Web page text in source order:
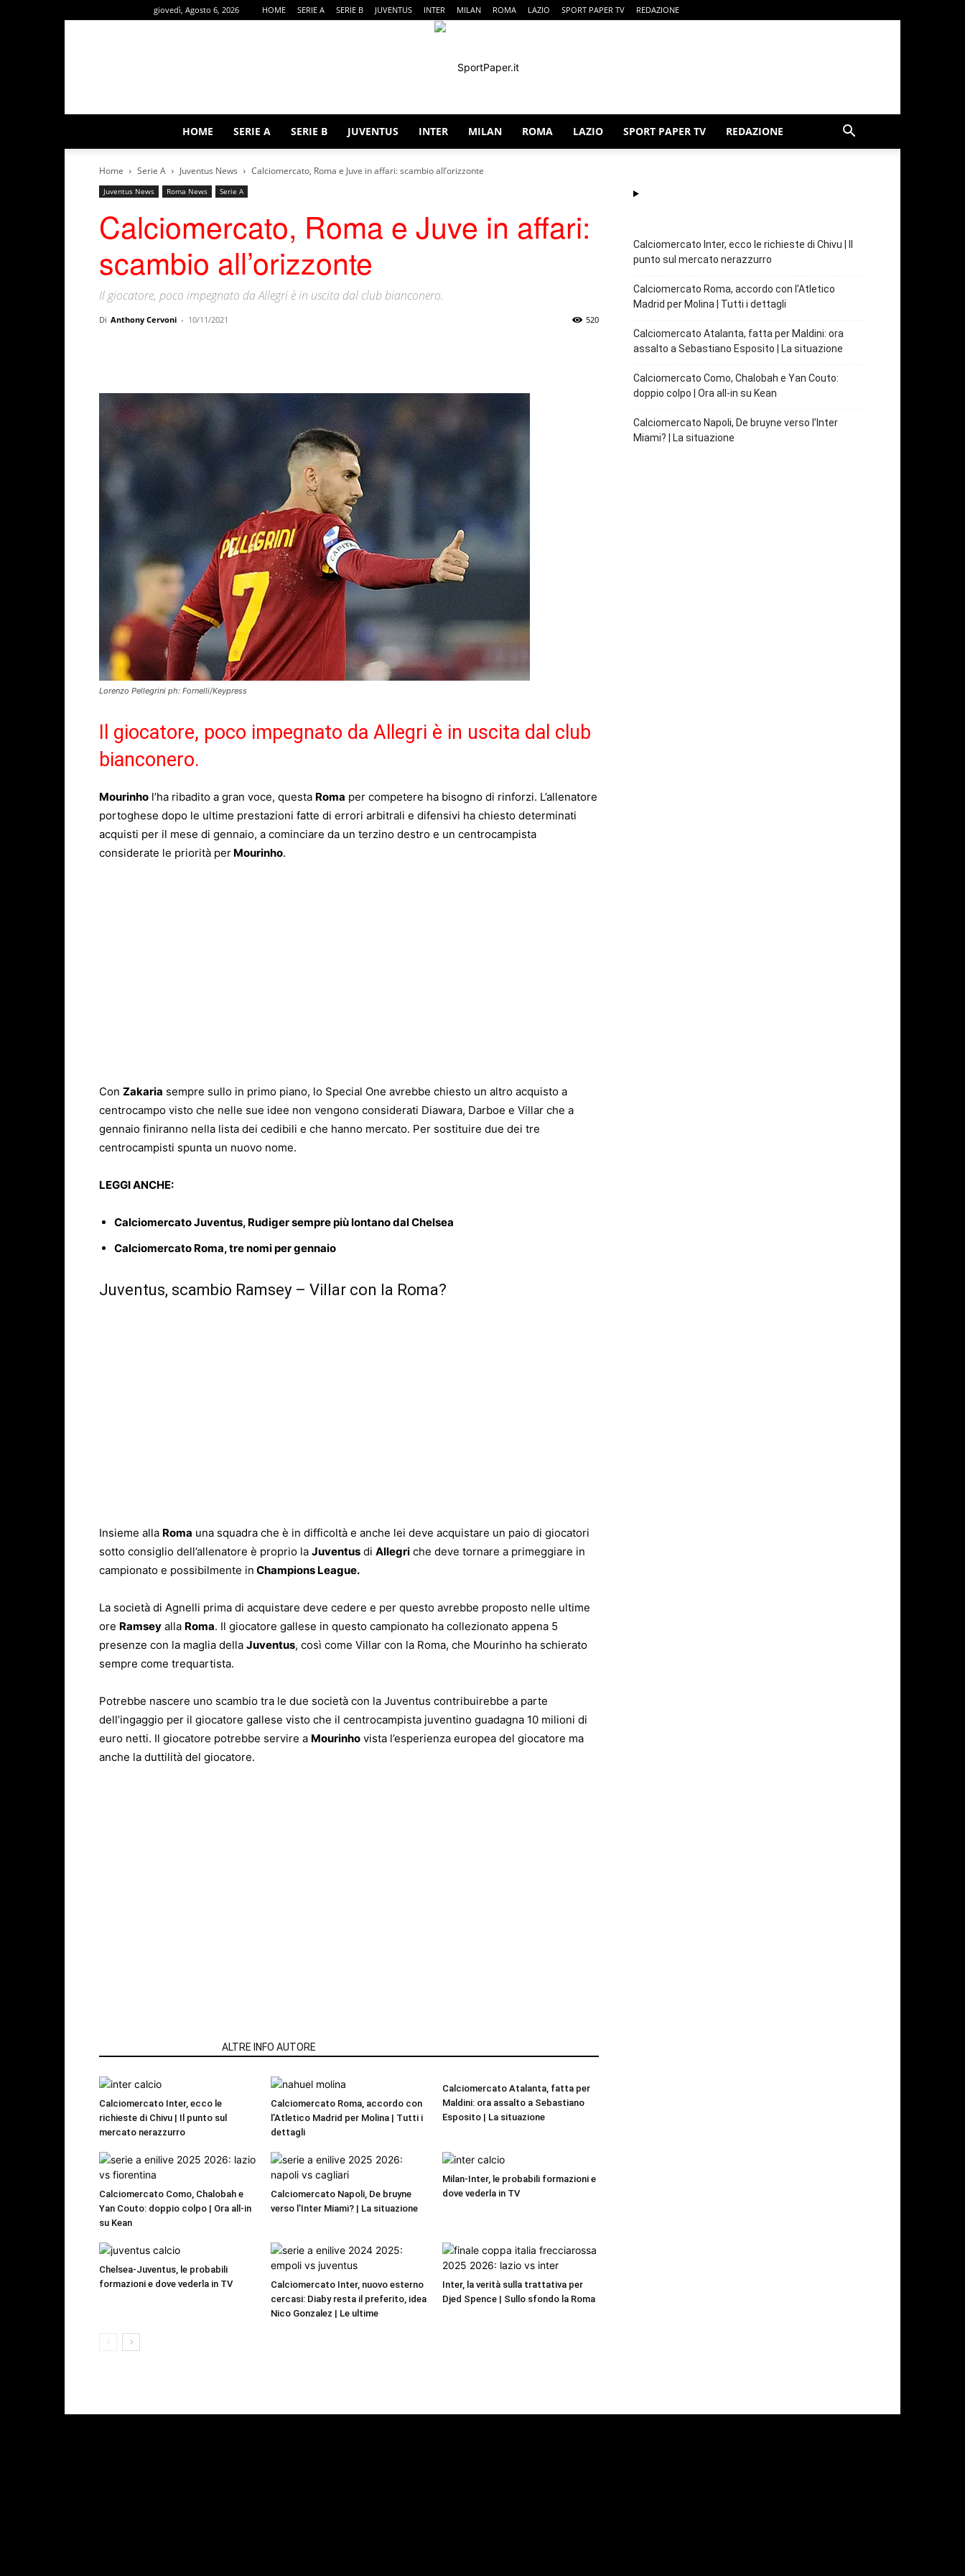
giovedì, Agosto 6, 2026 HOME SERIE A SERIE B JUVENTUS INTER MILAN ROMA LAZIO SPORT PAPER TV REDAZIONE
HOME SERIE A SERIE B JUVENTUS INTER MILAN ROMA LAZIO SPORT PAPER TV REDAZIONE
Home Serie A Juventus News Calciomercato, Roma e Juve in affari: scambio all’orizzonte
Juventus News Roma News Serie A
Calciomercato, Roma e Juve in affari:
scambio all’orizzonte
Il giocatore, poco impegnato da Allegri è in uscita dal club bianconero.
Di Anthony Cervoni - 10/11/2021 520
Lorenzo Pellegrini ph: Fornelli/Keypress
Il giocatore, poco impegnato da Allegri è in uscita dal club
bianconero.
Mourinho l’ha ribadito a gran voce, questa Roma per competere ha bisogno di rinforzi. L’allenatore
portoghese dopo le ultime prestazioni fatte di errori arbitrali e difensivi ha chiesto determinati
acquisti per il mese di gennaio, a cominciare da un terzino destro e un centrocampista
considerate le priorità per Mourinho.
Con Zakaria sempre sullo in primo piano, lo Special One avrebbe chiesto un altro acquisto a
centrocampo visto che nelle sue idee non vengono considerati Diawara, Darboe e Villar che a
gennaio finiranno nella lista dei cedibili e che hanno mercato. Per sostituire due dei tre
centrocampisti spunta un nuovo nome.
LEGGI ANCHE:
Calciomercato Juventus, Rudiger sempre più lontano dal Chelsea
Calciomercato Roma, tre nomi per gennaio
Juventus, scambio Ramsey – Villar con la Roma?
Insieme alla Roma una squadra che è in difficoltà e anche lei deve acquistare un paio di giocatori
sotto consiglio dell’allenatore è proprio la Juventus di Allegri che deve tornare a primeggiare in
campionato e possibilmente in Champions League.
La società di Agnelli prima di acquistare deve cedere e per questo avrebbe proposto nelle ultime
ore Ramsey alla Roma. Il giocatore gallese in questo campionato ha collezionato appena 5
presenze con la maglia della Juventus, così come Villar con la Roma, che Mourinho ha schierato
sempre come trequartista.
Potrebbe nascere uno scambio tra le due società con la Juventus contribuirebbe a parte
dell’ingaggio per il giocatore gallese visto che il centrocampista juventino guadagna 10 milioni di
euro netti. Il giocatore potrebbe servire a Mourinho vista l’esperienza europea del giocatore ma
anche la duttilità del giocatore.
ALTRE INFO AUTORE
Calciomercato Inter, ecco le
richieste di Chivu | Il punto sul
mercato nerazzurro
Calciomercato Roma, accordo con
l’Atletico Madrid per Molina | Tutti i
dettagli
Calciomercato Atalanta, fatta per
Maldini: ora assalto a Sebastiano
Esposito | La situazione
Calciomercato Como, Chalobah e
Yan Couto: doppio colpo | Ora all-in
su Kean
Calciomercato Napoli, De bruyne
verso l’Inter Miami? | La situazione
Milan-Inter, le probabili formazioni e
dove vederla in TV
Chelsea-Juventus, le probabili
formazioni e dove vederla in TV
Calciomercato Inter, nuovo esterno
cercasi: Diaby resta il preferito, idea
Nico Gonzalez | Le ultime
Inter, la verità sulla trattativa per
Djed Spence | Sullo sfondo la Roma
Calciomercato Inter, ecco le richieste di Chivu | Il
punto sul mercato nerazzurro
Calciomercato Roma, accordo con l’Atletico
Madrid per Molina | Tutti i dettagli
Calciomercato Atalanta, fatta per Maldini: ora
assalto a Sebastiano Esposito | La situazione
Calciomercato Como, Chalobah e Yan Couto:
doppio colpo | Ora all-in su Kean
Calciomercato Napoli, De bruyne verso l’Inter
Miami? | La situazione